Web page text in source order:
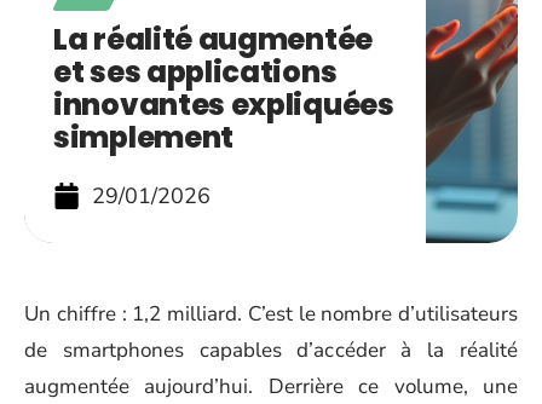
La réalité augmentée
et ses applications
innovantes expliquées
simplement
29/01/2026
Un chiffre : 1,2 milliard. C’est le nombre d’utilisateurs
de smartphones capables d’accéder à la réalité
augmentée aujourd’hui. Derrière ce volume, une